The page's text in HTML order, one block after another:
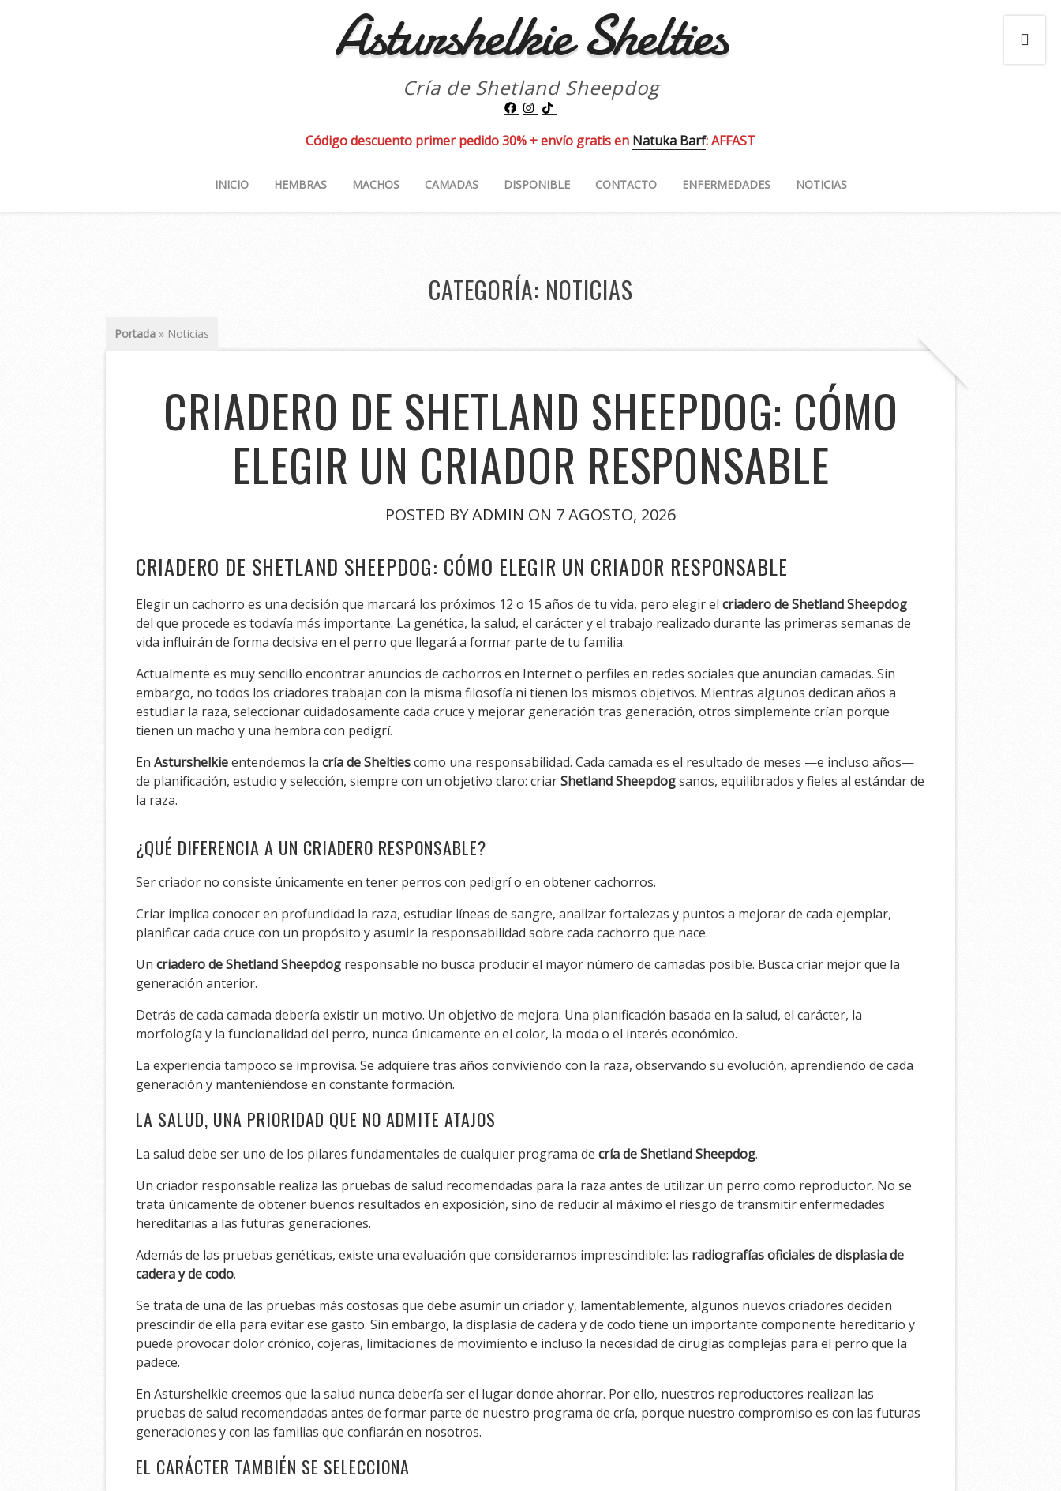
Asturshelkie Shelties
Cría de Shetland Sheepdog
Código descuento primer pedido 30% + envío gratis en Natuka Barf: AFFAST
INICIO HEMBRAS MACHOS CAMADAS DISPONIBLE CONTACTO ENFERMEDADES NOTICIAS
CATEGORÍA: NOTICIAS
Portada » Noticias
CRIADERO DE SHETLAND SHEEPDOG: CÓMO
ELEGIR UN CRIADOR RESPONSABLE
POSTED BYADMIN ON 7 AGOSTO, 2026
CRIADERO DE SHETLAND SHEEPDOG: CÓMO ELEGIR UN CRIADOR RESPONSABLE
Elegir un cachorro es una decisión que marcará los próximos 12 o 15 años de tu vida, pero elegir elcriadero de Shetland Sheepdog
del que procede es todavía más importante. La genética, la salud, el carácter y el trabajo realizado durante las primeras semanas de
vida influirán de forma decisiva en el perro que llegará a formar parte de tu familia.
Actualmente es muy sencillo encontrar anuncios de cachorros en Internet o perfiles en redes sociales que anuncian camadas. Sin
embargo, no todos los criadores trabajan con la misma filosofía ni tienen los mismos objetivos. Mientras algunos dedican años a
estudiar la raza, seleccionar cuidadosamente cada cruce y mejorar generación tras generación, otros simplemente crían porque
tienen un macho y una hembra con pedigrí.
EnAsturshelkieentendemos lacría de Sheltiescomo una responsabilidad. Cada camada es el resultado de meses —e incluso años—
de planificación, estudio y selección, siempre con un objetivo claro: criarShetland Sheepdogsanos, equilibrados y fieles al estándar de
la raza.
¿QUÉ DIFERENCIA A UN CRIADERO RESPONSABLE?
Ser criador no consiste únicamente en tener perros con pedigrí o en obtener cachorros.
Criar implica conocer en profundidad la raza, estudiar líneas de sangre, analizar fortalezas y puntos a mejorar de cada ejemplar,
planificar cada cruce con un propósito y asumir la responsabilidad sobre cada cachorro que nace.
Uncriadero de Shetland Sheepdog responsable no busca producir el mayor número de camadas posible. Busca criar mejor que la
generación anterior.
Detrás de cada camada debería existir un motivo. Un objetivo de mejora. Una planificación basada en la salud, el carácter, la
morfología y la funcionalidad del perro, nunca únicamente en el color, la moda o el interés económico.
La experiencia tampoco se improvisa. Se adquiere tras años conviviendo con la raza, observando su evolución, aprendiendo de cada
generación y manteniéndose en constante formación.
LA SALUD, UNA PRIORIDAD QUE NO ADMITE ATAJOS
La salud debe ser uno de los pilares fundamentales de cualquier programa decría de Shetland Sheepdog.
Un criador responsable realiza las pruebas de salud recomendadas para la raza antes de utilizar un perro como reproductor. No se
trata únicamente de obtener buenos resultados en exposición, sino de reducir al máximo el riesgo de transmitir enfermedades
hereditarias a las futuras generaciones.
Además de las pruebas genéticas, existe una evaluación que consideramos imprescindible: las radiografías oficiales de displasia de
cadera y de codo.
Se trata de una de las pruebas más costosas que debe asumir un criador y, lamentablemente, algunos nuevos criadores deciden
prescindir de ella para evitar ese gasto. Sin embargo, la displasia de cadera y de codo tiene un importante componente hereditario y
puede provocar dolor crónico, cojeras, limitaciones de movimiento e incluso la necesidad de cirugías complejas para el perro que la
padece.
En Asturshelkie creemos que la salud nunca debería ser el lugar donde ahorrar. Por ello, nuestros reproductores realizan las
pruebas de salud recomendadas antes de formar parte de nuestro programa de cría, porque nuestro compromiso es con las futuras
generaciones y con las familias que confiarán en nosotros.
EL CARÁCTER TAMBIÉN SE SELECCIONA